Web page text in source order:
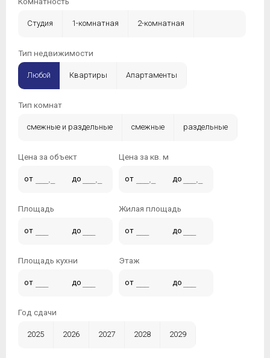
Студия 1-комнатная 2-комнатная
3-комнатная
Тип недвижимости
Любой Квартиры Апартаменты
Тип комнат
смежные и раздельные смежные раздельные
Цена за объект
от до
Цена за кв. м
от до
Площадь
от до
Жилая площадь
от до
Площадь кухни
от до
Этаж
от до
Год сдачи
2025 2026 2027 2028 2029